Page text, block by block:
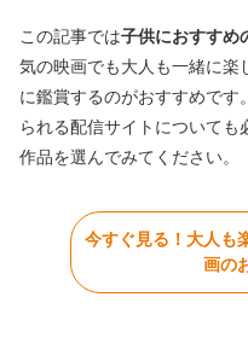
この記事では子供におすすめ
気の映画でも大人も一緒に楽
に鑑賞するのがおすすめで
られる配信サイトについても
作品を選んでみてください。
今すぐ見る！大人も
画の